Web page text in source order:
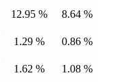
12.95 %
8.64 %
1.29 %
0.86 %
1.62 %
1.08 %